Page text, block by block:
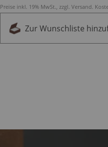
Preise inkl. 19% MwSt., zzgl. Versand.
Zur Wunschliste